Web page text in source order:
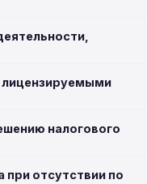
лицензируемыми
налогового
при отсутствии по